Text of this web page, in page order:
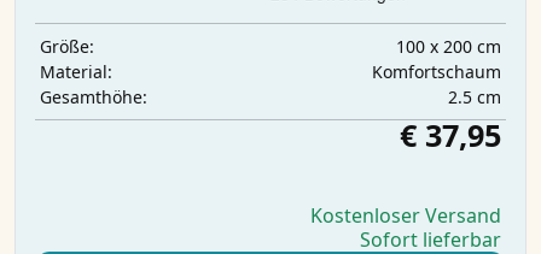
Größe:
100 x 200 cm
Material:
Komfortschaum
Gesamthöhe:
2.5 cm
€ 37,95
Kostenloser Versand
Sofort lieferbar